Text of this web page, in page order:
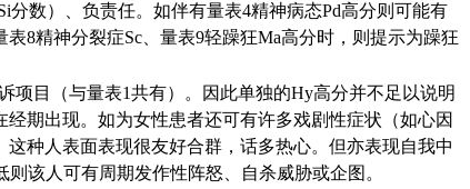
数）、负责任。如伴有量表4精神病态Pd高分则可能有
8精神分裂症Sc、量表9轻躁狂Ma高分时，则提示为躁狂
项目（与量表1共有）。因此单独的Hy高分并不足以说明
期出现。如为女性患者还可有许多戏剧性症状（如心因
种人表面表现很友好合群，话多热心。但亦表现自我中
该人可有周期发作性阵怒、自杀威胁或企图。